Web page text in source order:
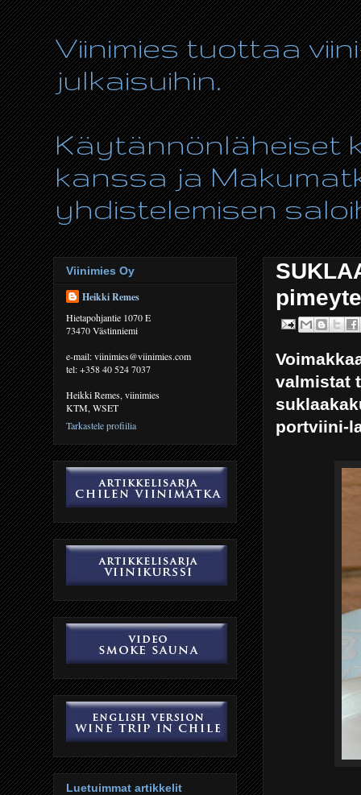
Viinimies tuottaa
julkaisuihin.
Käytännönläheiset
kanssa ja
yhdistelemisen
valmistat
portviini-
Viinimies Oy
Heikki Remes
Hietapohjantie 1070 E
73470 Västinniemi
e-mail: viinimies@viinimies.com
tel: +358 40 524 7037
Heikki Remes, viinimies
KTM, WSET
Tarkastele profiilia
Luetuimmat artikkelit